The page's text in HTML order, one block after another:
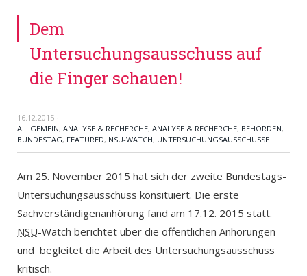
Dem
Untersuchungsausschuss auf
die Finger schauen!
16.12.2015 ·
ALLGEMEIN, ANALYSE & RECHERCHE, ANALYSE & RECHERCHE, BEHÖRDEN,
BUNDESTAG, FEATURED, NSU-WATCH, UNTERSUCHUNGSAUSSCHÜSSE
Am 25. November 2015 hat sich der zweite Bundestags-
Untersuchungsausschuss konsituiert. Die erste
Sachverständigenanhörung fand am 17.12. 2015 statt.
NSU-Watch berichtet über die öffentlichen Anhörungen
und begleitet die Arbeit des Untersuchungsausschuss
kritisch.